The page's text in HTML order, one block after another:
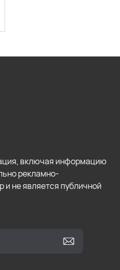
включая информацию
рекламно-
не является публичной